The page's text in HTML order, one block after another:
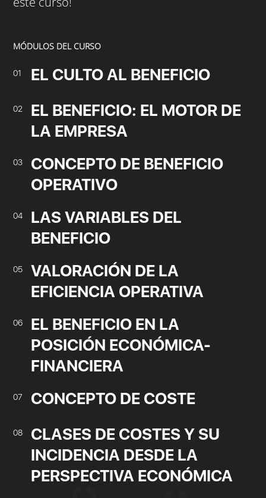
MÓDULOS DEL CURSO
01 EL CULTO AL BENEFICIO
02
EL BENEFICIO: EL MOTOR DE
LA EMPRESA
03
CONCEPTO DE BENEFICIO
OPERATIVO
04
LAS VARIABLES DEL
BENEFICIO
05
VALORACIÓN DE LA
EFICIENCIA OPERATIVA
06
EL BENEFICIO EN LA
POSICIÓN ECONÓMICA-
FINANCIERA
07 CONCEPTO DE COSTE
08
CLASES DE COSTES Y SU
INCIDENCIA DESDE LA
PERSPECTIVA ECONÓMICA